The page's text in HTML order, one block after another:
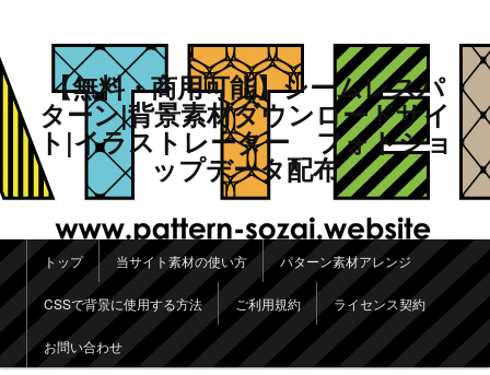
【無料・商用可能】シームレスパ
ターン|背景素材ダウンロードサイ
ト|イラストレーター フォトショ
ップデータ配布
メインメニュー
メインコンテンツへ移動
サブコンテンツへ移動
トップ 当サイト素材の使い方 パターン素材アレンジ
CSSで背景に使用する方法 ご利用規約 ライセンス契約
お問い合わせ